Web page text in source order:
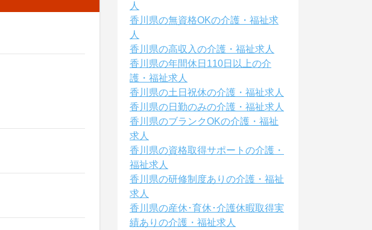
人
香川県の無資格OKの介護・福祉求
人
香川県の高収入の介護・福祉求人
香川県の年間休日110日以上の介
護・福祉求人
香川県の土日祝休の介護・福祉求人
香川県の日勤のみの介護・福祉求人
香川県のブランクOKの介護・福祉
求人
香川県の資格取得サポートの介護・
福祉求人
香川県の研修制度ありの介護・福祉
求人
香川県の産休･育休･介護休暇取得実
績ありの介護・福祉求人